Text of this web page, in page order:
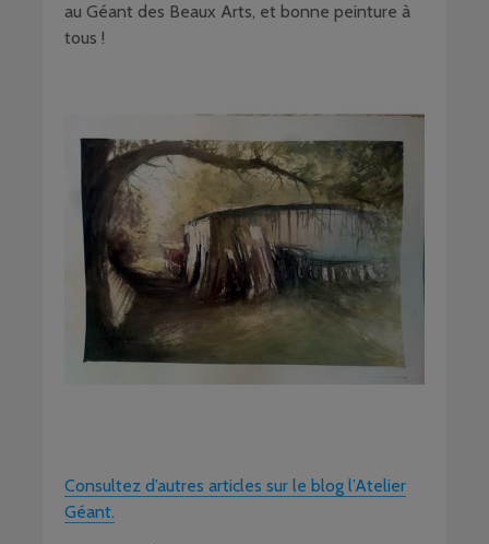
au Géant des Beaux Arts, et bonne peinture à
tous !
Consultez d’autres articles sur le blog l’Atelier
Géant.